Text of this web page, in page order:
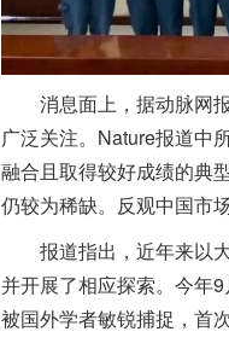
消息面上，据动脉网报
广泛关注。Nature报道中
融合且取得较好成绩的典
仍较为稀缺。反观中国市
报道指出，近年来以大
并开展了相应探索。今年
被国外学者敏锐捕捉，首